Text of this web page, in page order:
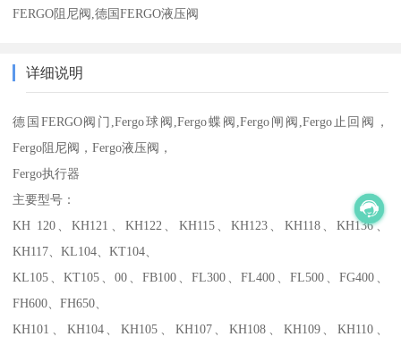
FERGO阻尼阀,德国FERGO液压阀
详细说明
德国FERGO阀门,Fergo球阀,Fergo蝶阀,Fergo闸阀,Fergo止回阀，
Fergo阻尼阀，Fergo液压阀，
Fergo执行器
主要型号：
KH 120、KH121、KH122、KH115、KH123、KH118、KH136、
KH117、KL104、KT104、
KL105、KT105、00、FB100、FL300、FL400、FL500、FG400、
FH600、FH650、
KH101、KH104、KH105、KH107、KH108、KH109、KH110、